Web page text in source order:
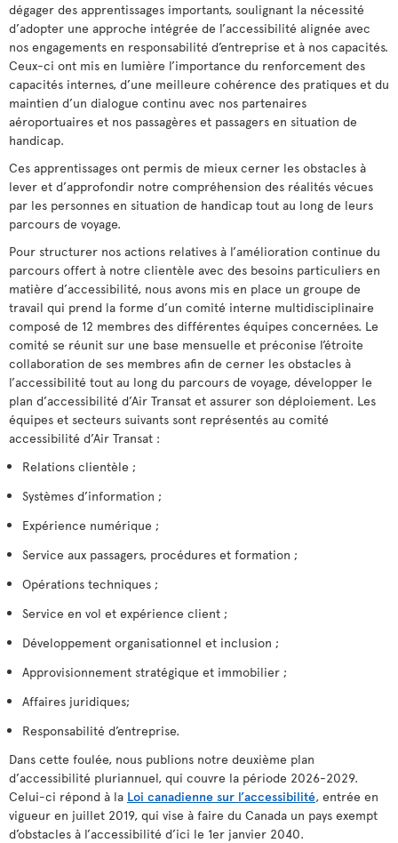
dégager des apprentissages importants, soulignant la nécessité
d’adopter une approche intégrée de l’accessibilité alignée avec
nos engagements en responsabilité d’entreprise et à nos capacités.
Ceux-ci ont mis en lumière l’importance du renforcement des
capacités internes, d’une meilleure cohérence des pratiques et du
maintien d’un dialogue continu avec nos partenaires
aéroportuaires et nos passagères et passagers en situation de
handicap.
Ces apprentissages ont permis de mieux cerner les obstacles à
lever et d’approfondir notre compréhension des réalités vécues
par les personnes en situation de handicap tout au long de leurs
parcours de voyage.
Pour structurer nos actions relatives à l’amélioration continue du
parcours offert à notre clientèle avec des besoins particuliers en
matière d’accessibilité, nous avons mis en place un groupe de
travail qui prend la forme d’un comité interne multidisciplinaire
composé de 12 membres des différentes équipes concernées. Le
comité se réunit sur une base mensuelle et préconise l’étroite
collaboration de ses membres afin de cerner les obstacles à
l’accessibilité tout au long du parcours de voyage, développer le
plan d’accessibilité d’Air Transat et assurer son déploiement. Les
équipes et secteurs suivants sont représentés au comité
accessibilité d’Air Transat :
Relations clientèle ;
Systèmes d’information ;
Expérience numérique ;
Service aux passagers, procédures et formation ;
Opérations techniques ;
Service en vol et expérience client ;
Développement organisationnel et inclusion ;
Approvisionnement stratégique et immobilier ;
Affaires juridiques;
Responsabilité d’entreprise.
Dans cette foulée, nous publions notre deuxième plan
d’accessibilité pluriannuel, qui couvre la période 2026-2029.
Celui-ci répond à la Loi canadienne sur l’accessibilité, entrée en
vigueur en juillet 2019, qui vise à faire du Canada un pays exempt
d’obstacles à l’accessibilité d’ici le 1er janvier 2040.